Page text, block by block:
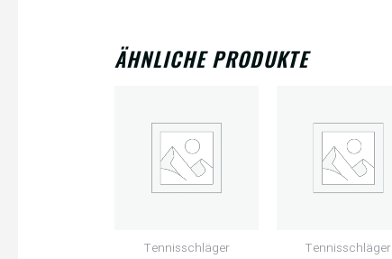
ÄHNLICHE PRODUKTE
Tennisschläger Tennisschläger